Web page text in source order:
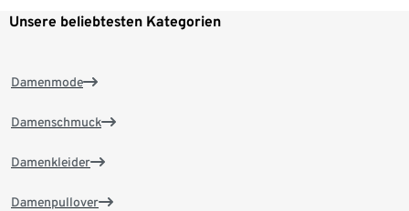
Unsere beliebtesten Kategorien
Damenmode
Damenschmuck
Damenkleider
Damenpullover